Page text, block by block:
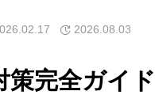
2026.08.03
策完全ガイ